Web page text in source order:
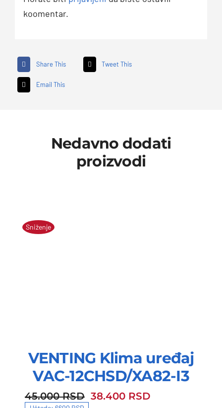
koomentar.
Share This Tweet This
Email This
Nedavno dodati
proizvodi
Sniženje
VENTING Klima uređaj
VAC-12CHSD/XA82-I3
45.000RSD
45.000 RSD. 38.400 RSD
38.400 RSD.